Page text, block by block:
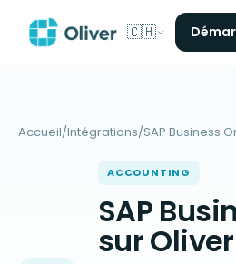
🇨🇭
Accueil/Intégrations/SAP Business
ACCOUNTING
SAP
sur Oliver